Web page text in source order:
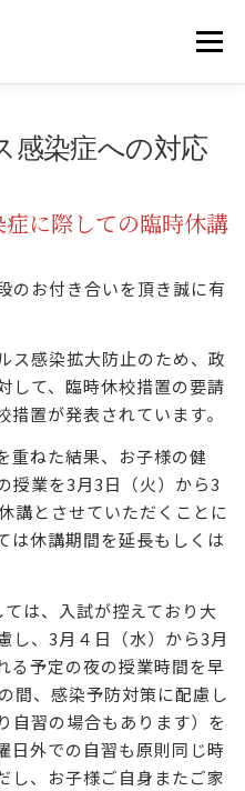
メニュー
感染症への対応
に際しての臨時休講
のお付き合いを頂き誠に有
ス感染拡大防止のため、政
して、臨時休校措置の要請
置が発表されています。
重ねた結果、お子様の健
授業を3月3日（火）から3
講とさせていただくことに
休講期間を延長もしくは
は、入試が控えており大
し、3月４日（水）から3月
る予定の夜の授業時間を早
間、感染予防対策に配慮し
自習の場合もあります）を
日外での自習も原則同じ時
し、お子様ご自身またご家